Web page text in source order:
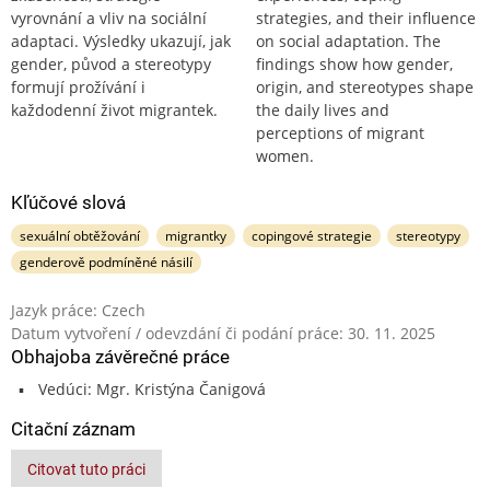
vyrovnání a vliv na sociální
adaptaci. Výsledky ukazují, jak
gender, původ a stereotypy
formují prožívání i
každodenní život migrantek.
strategies, and their influence
on social adaptation. The
findings show how gender,
origin, and stereotypes shape
the daily lives and
perceptions of migrant
women.
Kľúčové slová
sexuální obtěžování migrantky copingové strategie
stereotypy
genderově podmíněné násilí
Jazyk práce: Czech
Datum vytvoření / odevzdání či podání práce: 30. 11. 2025
Obhajoba závěrečné práce
Vedúci: Mgr. Kristýna Čanigová
Citační záznam
Citovat tuto práci